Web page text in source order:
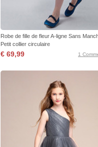
Robe de fille de fleur A-ligne Sans
Petit collier circulaire
€ 69,99 1